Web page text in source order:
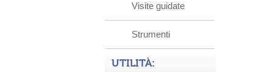
Visite guidate
Strumenti
UTILITÀ: